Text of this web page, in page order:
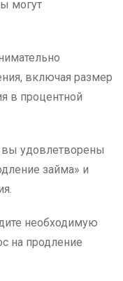
могут
включая размер
в процентной
вы удовлетворены
займа» и
необходимую
на продление